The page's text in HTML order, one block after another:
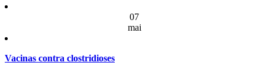
07
mai
Vacinas contra clostridioses